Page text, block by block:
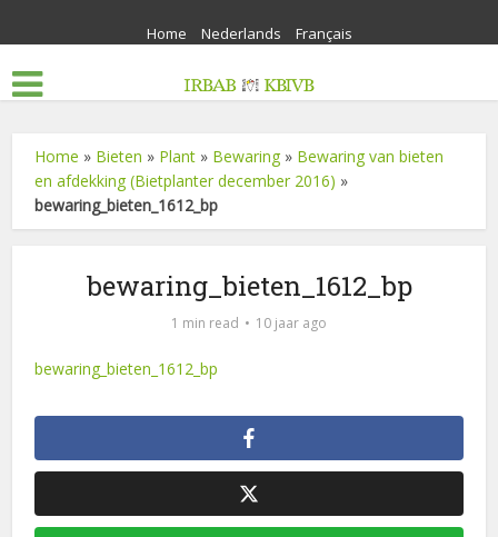
Home Nederlands Français
Home » Bieten » Plant » Bewaring » Bewaring van bieten
en afdekking (Bietplanter december 2016) »
bewaring_bieten_1612_bp
bewaring_bieten_1612_bp
1 min read 10 jaar ago
bewaring_bieten_1612_bp